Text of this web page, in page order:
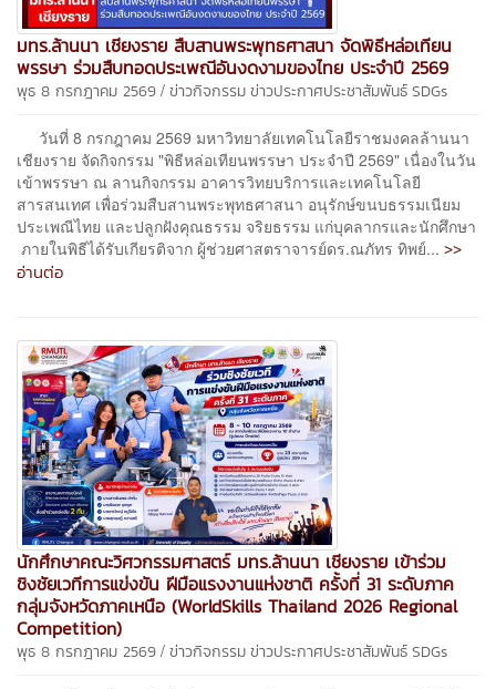
มทร.ล้านนา เชียงราย สืบสานพระพุทธศาสนา จัดพิธีหล่อเทียน
พรรษา ร่วมสืบทอดประเพณีอันงดงามของไทย ประจำปี 2569
พุธ 8 กรกฎาคม 2569 / ข่าวกิจกรรมข่าวประกาศประชาสัมพันธ์SDGs
วันที่ 8 กรกฎาคม 2569 มหาวิทยาลัยเทคโนโลยีราชมงคลล้านนา
เชียงราย จัดกิจกรรม "พิธีหล่อเทียนพรรษา ประจำปี 2569" เนื่องในวัน
เข้าพรรษา ณ ลานกิจกรรม อาคารวิทยบริการและเทคโนโลยี
สารสนเทศ เพื่อร่วมสืบสานพระพุทธศาสนา อนุรักษ์ขนบธรรมเนียม
ประเพณีไทย และปลูกฝังคุณธรรม จริยธรรม แก่บุคลากรและนักศึกษา
ภายในพิธีได้รับเกียรติจาก ผู้ช่วยศาสตราจารย์ดร.ณภัทร ทิพย์... >>
อ่านต่อ
นักศึกษาคณะวิศวกรรมศาสตร์ มทร.ล้านนา เชียงราย เข้าร่วม
ชิงชัยเวทีการแข่งขัน ฝีมือแรงงานแห่งชาติ ครั้งที่ 31 ระดับภาค
กลุ่มจังหวัดภาคเหนือ (WorldSkills Thailand 2026 Regional
Competition)
พุธ 8 กรกฎาคม 2569 / ข่าวกิจกรรมข่าวประกาศประชาสัมพันธ์SDGs